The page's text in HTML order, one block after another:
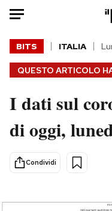
HOME
Italia
Politica
Tecnologia
Internet
Cultura
QUESTO ARTICOLO
BITS ITALIA
I dati sul
di oggi,
Condividi